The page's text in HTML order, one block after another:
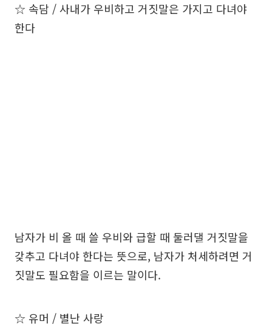
☆ 속담 / 사내가 우비하고 거짓말은 가지고 다녀야
한다
남자가 비 올 때 쓸 우비와 급할 때 둘러댈 거짓말을
갖추고 다녀야 한다는 뜻으로, 남자가 처세하려면 거
짓말도 필요함을 이르는 말이다.
☆ 유머 / 별난 사랑